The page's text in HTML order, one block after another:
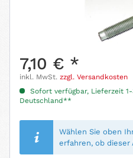
7,10 € *
inkl. MwSt. zzgl. Versandkosten
Sofort verfügbar, Lieferzeit
Deutschland**
Wählen Sie oben
erfahren, ob